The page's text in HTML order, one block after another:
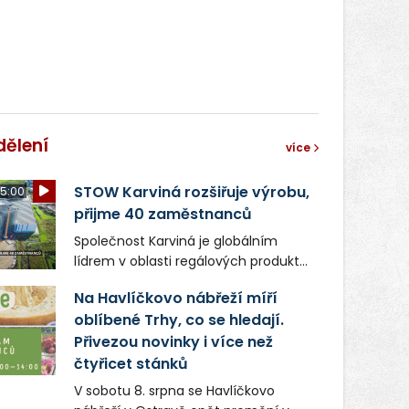
více
STOW Karviná rozšiřuje výrobu,
přijme 40 zaměstnanců
Společnost Karviná je globálním
lídrem v oblasti regálových produktů
zaměstnavatelem na Karvinsku a
firmou s obrovským potenciálem.
Na Havlíčkovo nábřeží míří
oblíbené Trhy, co se hledají.
Přivezou novinky i více než
čtyřicet stánků
V sobotu 8. srpna se Havlíčkovo